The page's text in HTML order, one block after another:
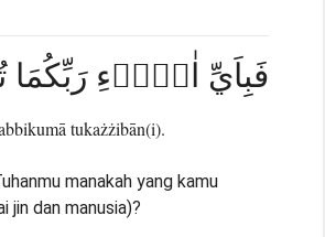
فَبِاَيِّ اٰلَاۤءِ رَبِّكُمَا
tukażżibān(i).
manakah yang kamu
jin dan manusia)?